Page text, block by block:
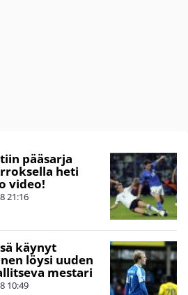
pääsarja
heti
video!
21:16
käynyt
löysi uuden
mestari
10:49